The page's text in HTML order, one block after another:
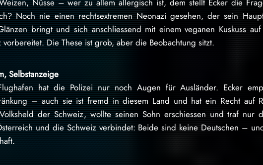
Nüsse – wer zu allem allergisch ist, dem stellt Ecker die
Noch nie einen rechtsextremen Neonazi gesehen, der sein
bringt und sich anschliessend mit einem veganen Kuskuss
vorbereitet. Die These ist grob, aber die Beobachtung sitzt.
Selbstanzeige
hat die Polizei nur noch Augen für Ausländer. Ecker
– auch sie ist fremd in diesem Land und hat ein Recht auf
der Schweiz, wollte seinen Sohn erschiessen und traf nur
und die Schweiz verbindet: Beide sind keine Deutschen –